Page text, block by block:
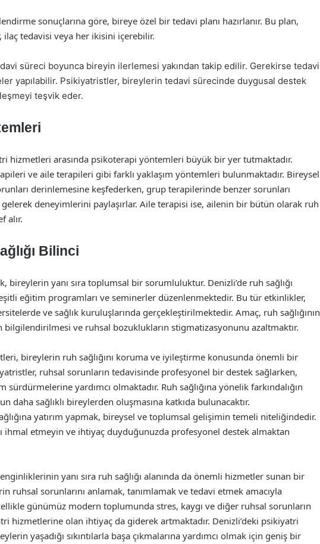
sonuçlarına göre, bireye özel bir tedavi planı hazırlanır. Bu plan,
ilaç tedavisi veya her ikisini içerebilir.
süreci boyunca bireyin ilerlemesi yakından takip edilir. Gerekirse tedavi
yapılabilir. Psikiyatristler, bireylerin tedavi sürecinde duygusal destek
teşvik eder.
hizmetleri arasında psikoterapi yöntemleri büyük bir yer tutmaktadır.
ve aile terapileri gibi farklı yaklaşım yöntemleri bulunmaktadır. Bireysel
derinlemesine keşfederken, grup terapilerinde benzer sorunları
deneyimlerini paylaşırlar. Aile terapisi ise, ailenin bir bütün olarak ruh
alır.
Bilinci
bireylerin yanı sıra toplumsal bir sorumluluktur. Denizli’de ruh sağlığı
eğitim programları ve seminerler düzenlenmektedir. Bu tür etkinlikler,
ve sağlık kuruluşlarında gerçekleştirilmektedir. Amaç, ruh sağlığının
ve ruhsal bozuklukların stigmatizasyonunu azaltmaktır.
bireylerin ruh sağlığını koruma ve iyileştirme konusunda önemli bir
ruhsal sorunların tedavisinde profesyonel bir destek sağlarken,
sürdürmelerine yardımcı olmaktadır. Ruh sağlığına yönelik farkındalığın
daha sağlıklı bireylerden oluşmasına katkıda bulunacaktır.
yatırım yapmak, bireysel ve toplumsal gelişimin temeli niteliğindedir.
ihmal etmeyin ve ihtiyaç duyduğunuzda profesyonel destek almaktan
yanı sıra ruh sağlığı alanında da önemli hizmetler sunan bir
ruhsal sorunlarını anlamak, tanımlamak ve tedavi etmek amacıyla
günümüz modern toplumunda stres, kaygı ve diğer ruhsal sorunların
hizmetlerine olan ihtiyaç da giderek artmaktadır. Denizli’deki psikiyatri
yaşadığı sıkıntılarla başa çıkmalarına yardımcı olmak için geniş bir